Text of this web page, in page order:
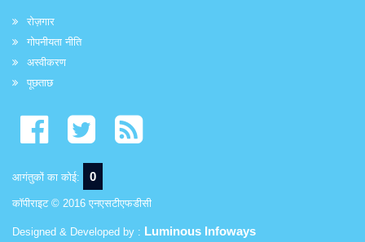
रोज़गार
गोपनीयता नीति
अस्वीकरण
पूछताछ
आगंतुकों का कोई: 0
कॉपीराइट © 2016 एनएसटीएफडीसी
Designed & Developed by : Luminous Infoways